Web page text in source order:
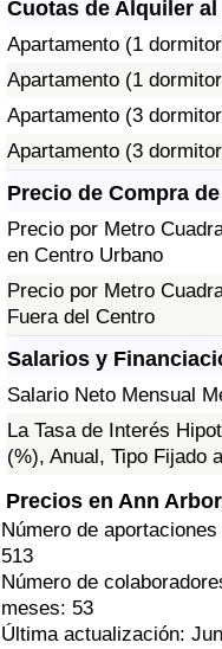
Cuotas de Alquiler al
Apartamento (1
Apartamento (1
Apartamento (3
Apartamento (3
Precio de Compra
Precio por Metro
en Centro Urbano
Precio por Metro
Fuera del Centro
Salarios y
Salario Neto Mensual
La Tasa de Interés
(%), Anual, Tipo Fijado
Precios en Ann
Número de
513
Número de
meses: 53
Última actualización: